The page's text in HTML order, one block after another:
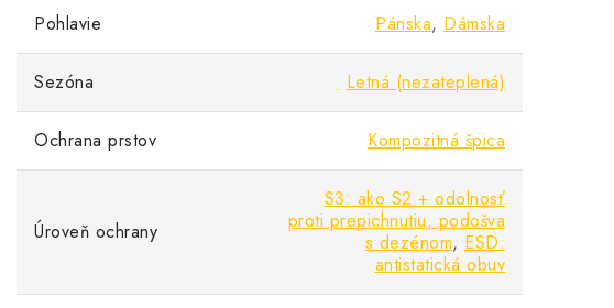
Pohlavie Pánska, Dámska
Sezóna Letná (nezateplená)
Ochrana prstov Kompozitná špica
Úroveň ochrany
S3: ako S2 + odolnosť
proti prepichnutiu, podošva
s dezénom, ESD:
antistatická obuv